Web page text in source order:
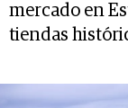
mercado en
tiendas